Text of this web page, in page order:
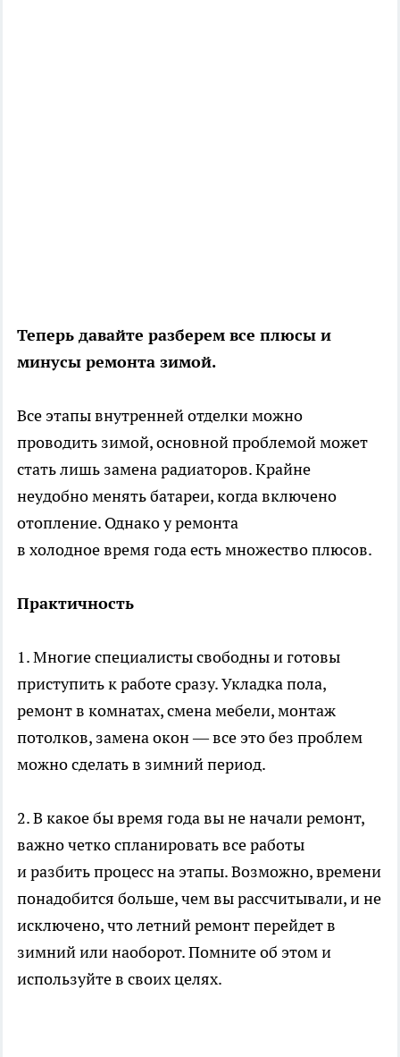
Теперь давайте разберем все плюсы и
минусы ремонта зимой.
Все этапы внутренней отделки можно
проводить зимой, основной проблемой может
стать лишь замена радиаторов. Крайне
неудобно менять батареи, когда включено
отопление. Однако у ремонта
в холодное время года есть множество плюсов.
Практичность
1. Многие специалисты свободны и готовы
приступить к работе сразу. Укладка пола,
ремонт в комнатах, смена мебели, монтаж
потолков, замена окон — все это без проблем
можно сделать в зимний период.
2. В какое бы время года вы не начали ремонт,
важно четко спланировать все работы
и разбить процесс на этапы. Возможно, времени
понадобится больше, чем вы рассчитывали, и не
исключено, что летний ремонт перейдет в
зимний или наоборот. Помните об этом и
используйте в своих целях.